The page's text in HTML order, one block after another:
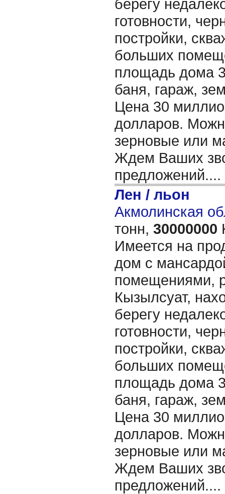
берегу
готовности,
постройки,
больших
площадь дома
баня, гараж,
Цена 30
долларов.
зерновые или
Ждем Ваших
предложений....
Лен / льон
Акмолинская
тонн, 30000000
Имеется на
дом с
помещениями,
Кызылсуат,
берегу
готовности,
постройки,
больших
площадь дома
баня, гараж,
Цена 30
долларов.
зерновые или
Ждем Ваших
предложений....